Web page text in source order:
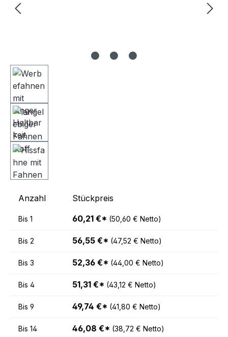
Anzahl Stückpreis
Bis 1 60,21 €* (50,60 € Netto)
Bis 2 56,55 €* (47,52 € Netto)
Bis 3 52,36 €* (44,00 € Netto)
Bis 4 51,31 €* (43,12 € Netto)
Bis 9 49,74 €* (41,80 € Netto)
Bis 14 46,08 €* (38,72 € Netto)